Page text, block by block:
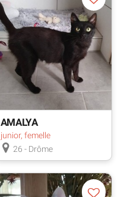
AMALYA
junior, femelle
26 - Drôme